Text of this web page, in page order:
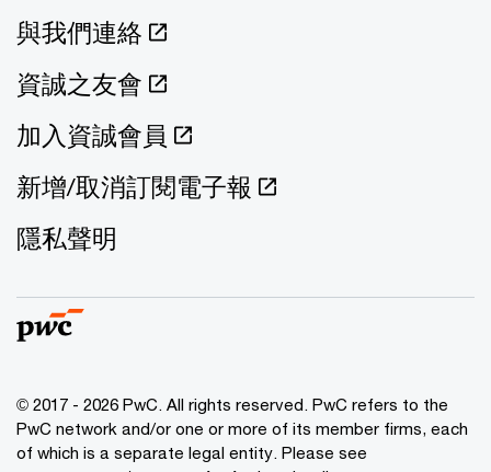
與我們連絡
資誠之友會
加入資誠會員
新增/取消訂閱電子報
隱私聲明
© 2017 - 2026 PwC. All rights reserved. PwC refers to the
PwC network and/or one or more of its member firms, each
of which is a separate legal entity. Please see